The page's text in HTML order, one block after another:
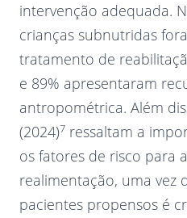
intervenção adequada.
crianças subnutridas
tratamento de
e 89% apresentaram
antropométrica. Além
(2024)7 ressaltam a
os fatores de risco para
realimentação, uma vez
pacientes propensos é